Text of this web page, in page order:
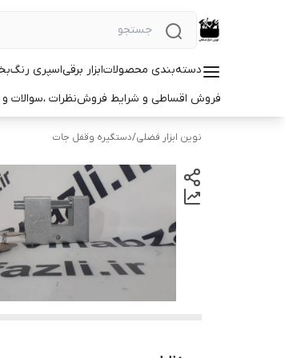
دسته‌بندی محصولاتابزار برقیاسپری رنگ
فروش اقساطی و شرایط فروشنظرات ،سوالات
نوین ابزار فضلی/دستگیره وقفل جات